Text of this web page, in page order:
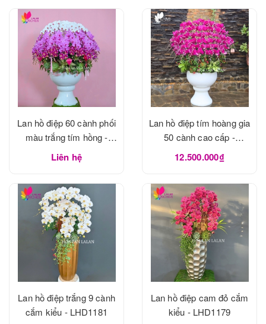
Lan hồ điệp 60 cành phối
màu trắng tím hồng -
LHD1183
Liên hệ
Lan hồ điệp tím hoàng gia
50 cành cao cấp -
LHD1182
12.500.000₫
Lan hồ điệp trắng 9 cành
cắm kiểu - LHD1181
Lan hồ điệp cam đỏ cắm
kiểu - LHD1179